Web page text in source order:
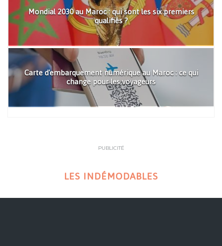
Mondial 2030 au Maroc : qui sont les six premiers
qualifiés ?
Carte d'embarquement numérique au Maroc : ce qui
change pour les voyageurs
PUBLICITÉ
LES INDÉMODABLES